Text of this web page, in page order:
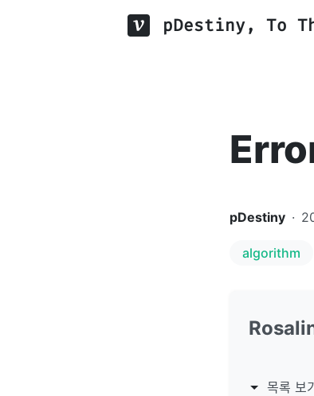
pDestiny, To
pDestiny ·
algorithm
목록 보기